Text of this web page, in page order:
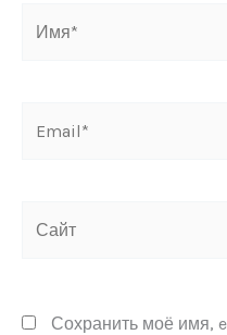
Сохранить моё имя,